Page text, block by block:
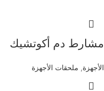
مشارط دم أكوتشيك
الأجهزة ملحقات الأجهزة